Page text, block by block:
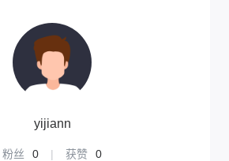
yijiann
粉丝 0 | 获赞 0